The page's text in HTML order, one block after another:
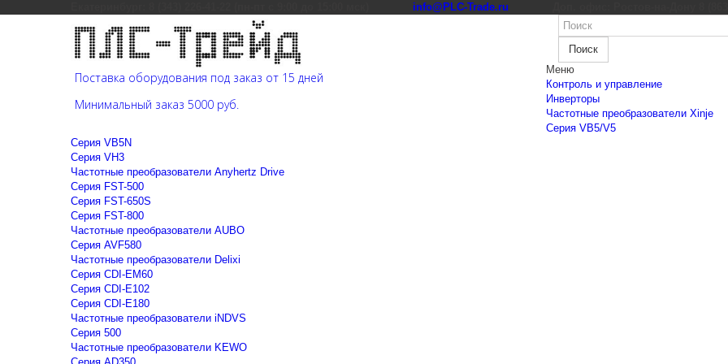
info@PLC-Trade.ru
Поставка оборудования под заказ от 15 дней
Минимальный заказ 5000 руб.
Поиск
Меню
Контроль и управление
Инверторы
Частотные преобразователи Xinje
Cерия VB5/V5
Cерия VB5N
Cерия VH3
Частотные преобразователи Anyhertz Drive
Серия FST-500
Серия FST-650S
Серия FST-800
Частотные преобразователи AUBO
Серия AVF580
Частотные преобразователи Delixi
Серия CDI-EM60
Серия CDI-E102
Серия CDI-E180
Частотные преобразователи iNDVS
Серия 500
Частотные преобразователи KEWO